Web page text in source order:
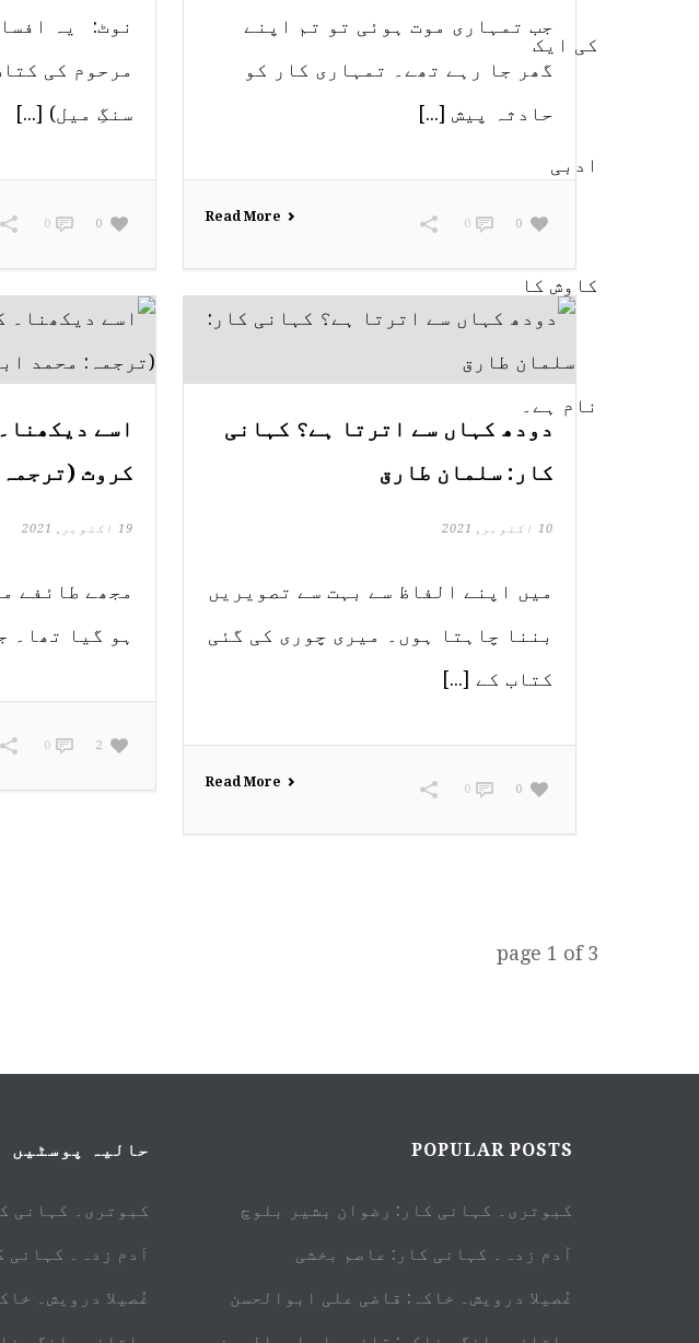
نوٹ: یہ
مرحوم کی
سنگِ میل) [...]
0
0
جب تمہاری موت ہوئی تو تم اپنے
گھر جا رہے تھے۔ تمہاری کار کو
حادثہ پیش [...]
Read More 0
0
اسے
کروث
19 اکتوبر, 2021
مجھے طائفے
ہو گیا تھا۔
2
0
دودھ کہاں سے اترتا ہے؟ کہانی
کار: سلمان طارق
10 اکتوبر, 2021
میں اپنے الفاظ سے بہت سے تصویریں
بننا چاہتا ہوں۔ میری چوری کی گئی
کتاب کے [...]
Read More 0
0
page 1 of3
حالیہ پوسٹیں
کبوتری۔ کہانی
آدم زدہ۔ کہانی
غُصیلا درویش۔
POPULAR POSTS
کبوتری۔ کہانی کار: رضوان بشیر بلوچ
آدم زدہ۔ کہانی کار: عاصم بخشی
غُصیلا درویش۔ خاکہ: قاضی علی ابوالحسن